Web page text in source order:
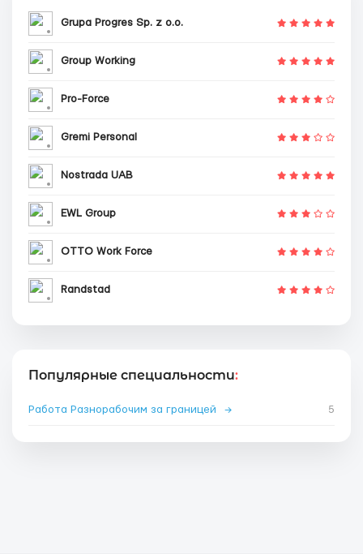
Grupa Progres Sp. z o.o.
Group Working
Pro-Force
Gremi Personal
Nostrada UAB
EWL Group
OTTO Work Force
Randstad
Популярные специальности:
Работа Разнорабочим за границей → 5